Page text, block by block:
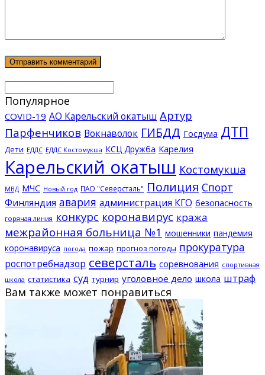
Популярное
COVID-19 АО Карельский окатыш Артур
Парфенчиков Вокнаволок ГИБДД Госдума ДТП
Дети ЕДДС ЕДДС Костомукша КСЦ Дружба Карелия
Карельский окатыш Костомукша
МВД МЧС Новый год ПАО "Северсталь" Полиция Спорт
Финляндия авария администрация КГО безопасность
горячая линия конкурс коронавирус кража
межрайонная больница №1 мошенники пандемия
коронавируса погода пожар прогноз погоды прокуратура
роспотребнадзор северсталь соревнования спортивная
школа статистика суд турнир уголовное дело школа штраф
Вам также может понравиться